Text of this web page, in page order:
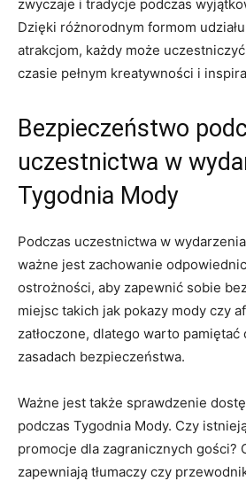
⁢zwyczaje i tradycje podczas
Dzięki ‍różnorodnym formom
atrakcjom, każdy może
czasie pełnym kreatywności i
Bezpieczeństwo
uczestnictwa w
Tygodnia Mody
Podczas uczestnictwa w
ważne ​jest zachowanie
ostrożności, aby zapewnić sobie
​miejsc takich ⁣jak pokazy mody czy​
zatłoczone, dlatego ​warto
zasadach bezpieczeństwa.
Ważne jest także sprawdzenie
podczas Tygodnia Mody. Czy
promocje dla zagranicznych gości?
zapewniają tłumaczy czy